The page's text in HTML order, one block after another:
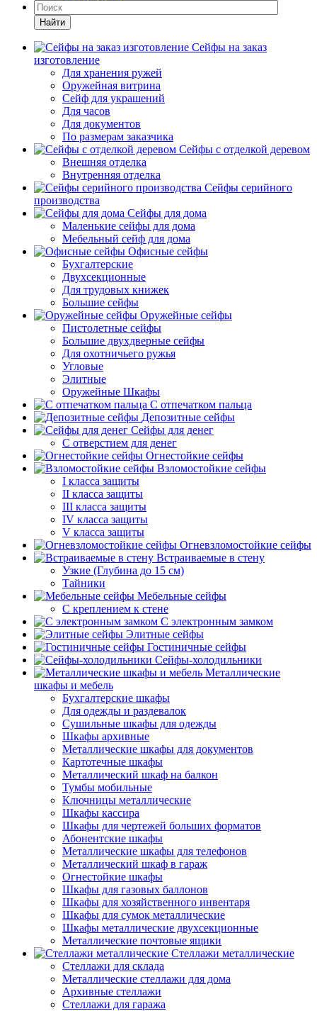
Найти
Сейфы на заказ
изготовление
Для хранения ружей
Оружейная витрина
Сейф для украшений
Для часов
Для документов
По размерам заказчика
Сейфы с отделкой деревом
Внешняя отделка
Внутренняя отделка
Сейфы серийного
производства
Сейфы для дома
Маленькие сейфы для дома
Мебельный сейф для дома
Офисные сейфы
Бухгалтерские
Двухсекционные
Для трудовых книжек
Большие сейфы
Оружейные сейфы
Пистолетные сейфы
Большие двухдверные сейфы
Для охотничьего ружья
Угловые
Элитные
Оружейные Шкафы
С отпечатком пальца
Депозитные сейфы
Сейфы для денег
С отверстием для денег
Огнестойкие сейфы
Взломостойкие сейфы
I класса защиты
II класса защиты
III класса защиты
IV класса защиты
V класса защиты
Огневзломостойкие сейфы
Встраиваемые в стену
Узкие (Глубина до 15 см)
Тайники
Мебельные сейфы
С креплением к стене
С электронным замком
Элитные сейфы
Гостиничные сейфы
Сейфы-холодильники
Металлические
шкафы и мебель
Бухгалтерские шкафы
Для одежды и раздевалок
Сушильные шкафы для одежды
Шкафы архивные
Металлические шкафы для документов
Картотечные шкафы
Металлический шкаф на балкон
Тумбы мобильные
Ключницы металлические
Шкафы кассира
Шкафы для чертежей больших форматов
Абонентские шкафы
Металлические шкафы для телефонов
Металлический шкаф в гараж
Огнестойкие шкафы
Шкафы для газовых баллонов
Шкафы для хозяйственного инвентаря
Шкафы для сумок металлические
Шкафы металлические двухсекционные
Металлические почтовые ящики
Стеллажи металлические
Стеллажи для склада
Металлические стеллажи для дома
Архивные стеллажи
Стеллажи для гаража